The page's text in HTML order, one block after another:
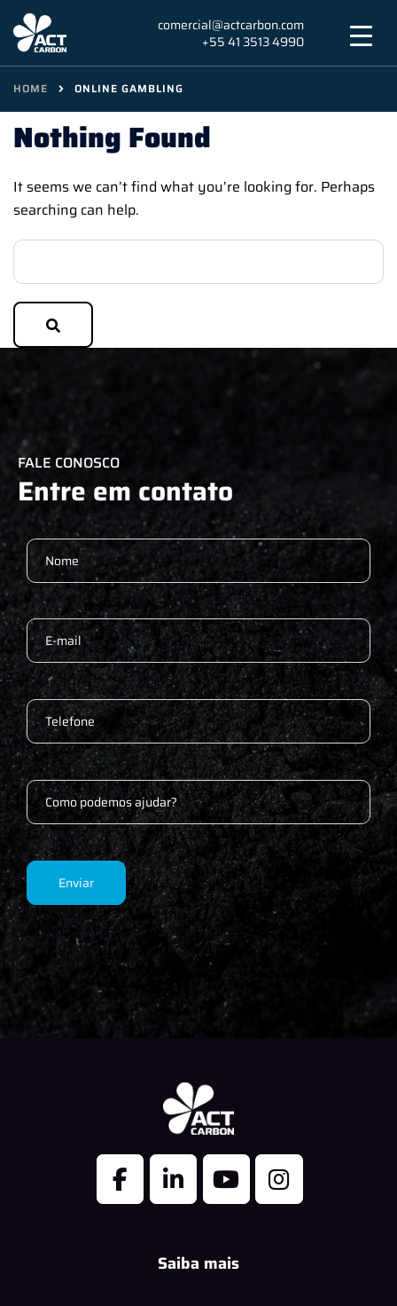
Skip
content
comercial@actcarbon.com
+55 41 3513 4990
HOME ONLINE GAMBLING
Nothing Found
It seems we can’t find what you’re looking for. Perhaps
searching can help.
Search…
FALE CONOSCO
Entre em contato
Saiba mais